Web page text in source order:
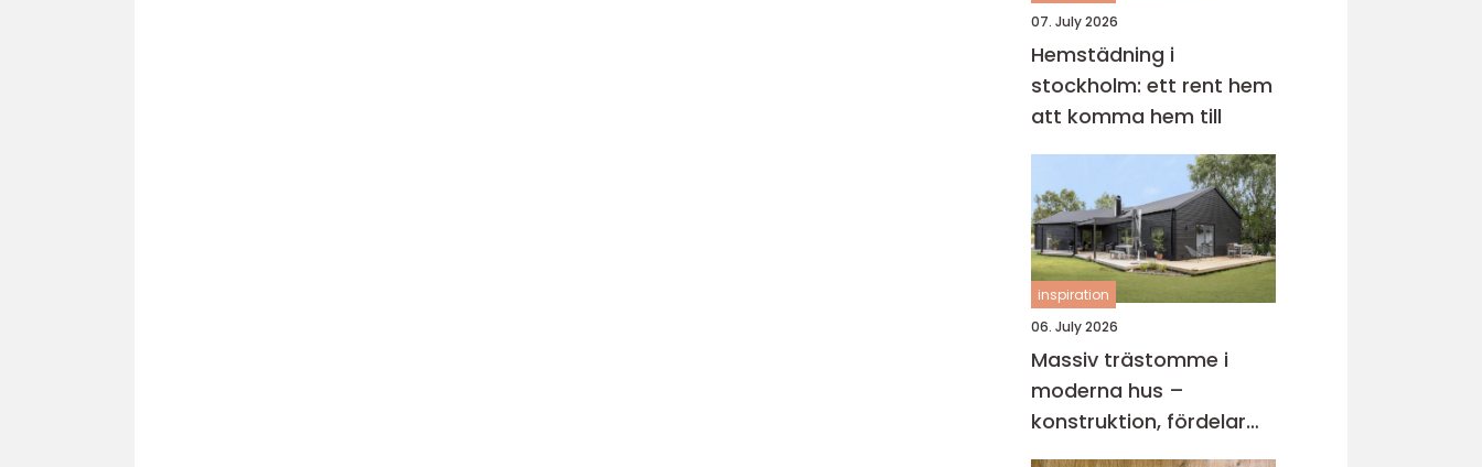
07. July 2026
Hemstädning i
stockholm: ett rent hem
att komma hem till
inspiration
06. July 2026
Massiv trästomme i
moderna hus –
konstruktion, fördelar
och arkitektur för